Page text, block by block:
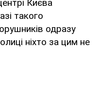
Києва
такого
одразу
ніхто за цим не